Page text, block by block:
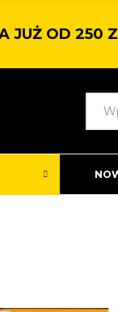
JUŻ OD 250